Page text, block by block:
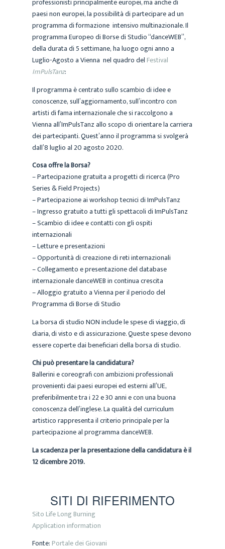
professionisti principalmente europei, ma anche di
paesi non europei, la possibilità di partecipare ad un
programma di formazione intensivo multinazionale. Il
programma Europeo di Borse di Studio “danceWEB”,
della durata di 5 settimane, ha luogo ogni anno a
Luglio-Agosto a Vienna nel quadro delFestival
ImPulsTanz:
Il programma è centrato sullo scambio di idee e
conoscenze, sull’aggiornamento, sull’incontro con
artisti di fama internazionale che si raccolgono a
Vienna all’ImPulsTanz allo scopo di orientare la carriera
dei partecipanti. Quest’anno il programma si svolgerà
dall’8 luglio al 20 agosto 2020.
Cosa offre la Borsa?
–Partecipazione gratuita a progetti di ricerca (Pro
Series & Field Projects)
– Partecipazione ai workshop tecnici di ImPulsTanz
– Ingresso gratuito a tutti gli spettacoli di ImPulsTanz
– Scambio di idee e contatti con gli ospiti
internazionali
– Letture e presentazioni
– Opportunità di creazione di reti internazionali
– Collegamento e presentazione del database
internazionale danceWEB in continua crescita
– Alloggio gratuito a Vienna per il periodo del
Programma di Borse di Studio
La borsa di studio NON include le spese di viaggio, di
diaria, di visto e di assicurazione. Queste spese devono
essere coperte dai beneficiari della borsa di studio.
Chi può presentare la candidatura?
Ballerini e coreografi con ambizioni professionali
provenienti dai paesi europei ed esterni all’UE,
preferibilmente tra i 22 e 30 anni e con una buona
conoscenza dell’inglese. La qualità del curriculum
artistico rappresenta il criterio principale per la
partecipazione al programma danceWEB.
La scadenza per la presentazione della candidatura è il
12 dicembre 2019.
SITI DI RIFERIMENTO
Sito Life Long Burning
Application information
Fonte:Portale dei Giovani